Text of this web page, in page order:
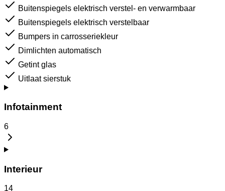
Buitenspiegels elektrisch verstel- en verwarmbaar
Buitenspiegels elektrisch verstelbaar
Bumpers in carrosseriekleur
Dimlichten automatisch
Getint glas
Uitlaat sierstuk
Infotainment
6
Interieur
14